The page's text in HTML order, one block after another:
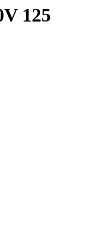
125